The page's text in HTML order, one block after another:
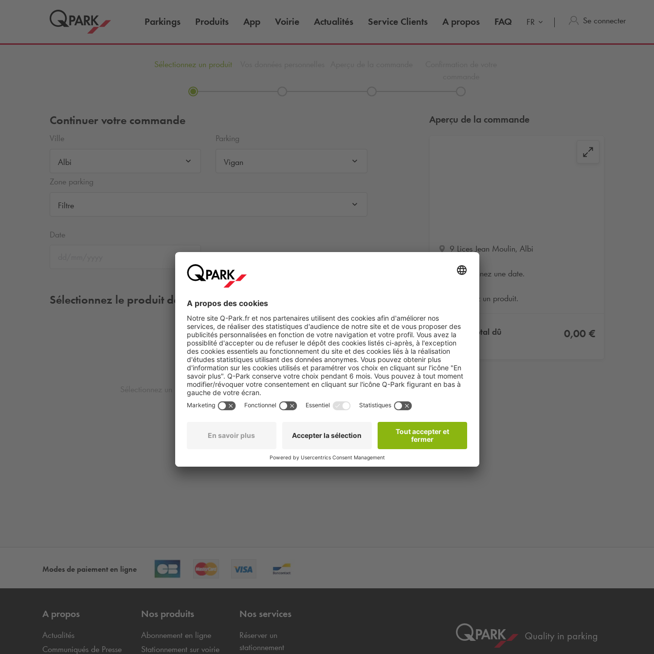
Parkings Produits App Voirie Actualités Service Clients A propos FAQ FR Se connecter
Sélectionnez un produit
Aperçu de la commande
9 Lices Jean Moulin, Albi
Sélectionnez une date.
Sélectionnez un produit.
Montant total dû
TTC
0,00 €
Continuer votre commande
Ville
Albi
Parking
Vigan
Zone parking
Filtre
Date
Sélectionnez le produit de votre choix
Sélectionnez un lieu et une date pour afficher tous les
produits disponibles.
Modes de paiement en ligne
A propos
Actualités
Communiqués de Presse
Nos produits
Abonnement en ligne
Stationnement sur voirie
Nos services
Réserver un
stationnement